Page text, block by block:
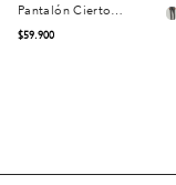
Pantalón Cierto
$59.900
Talla